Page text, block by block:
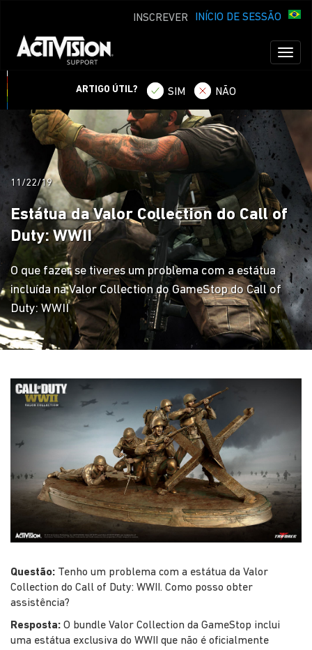
INÍCIO DE SESSÃO
INSCREVER
ARTIGO ÚTIL? SIM NÃO
11/22/19
Estátua da Valor Collection do Call of
Duty: WWII
O que fazer se tiveres um problema com a estátua
incluída na Valor Collection do GameStop do Call of
Duty: WWII
Questão: Tenho um problema com a estátua da Valor
Collection do Call of Duty: WWII. Como posso obter
assistência?
Resposta: O bundle Valor Collection da GameStop inclui
uma estátua exclusiva do WWII que não é oficialmente